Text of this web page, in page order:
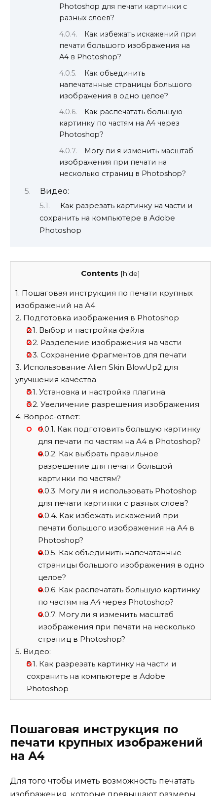
Photoshop для печати картинки с
разных слоев?
Как избежать искажений при
печати большого изображения на
А4 в Photoshop?
Как объединить
напечатанные страницы большого
изображения в одно целое?
Как распечатать большую
картинку по частям на А4 через
Photoshop?
Могу ли я изменить масштаб
изображения при печати на
несколько страниц в Photoshop?
Видео:
Как разрезать картинку на части и
сохранить на компьютере в Adobe
Photoshop
Contents [hide]
1. Пошаговая инструкция по печати крупных
изображений на А4
2. Подготовка изображения в Photoshop
2.1. Выбор и настройка файла
2.2. Разделение изображения на части
2.3. Сохранение фрагментов для печати
3. Использование Alien Skin BlowUp2 для
улучшения качества
3.1. Установка и настройка плагина
3.2. Увеличение разрешения изображения
4. Вопрос-ответ:
4.0.1. Как подготовить большую картинку
для печати по частям на А4 в Photoshop?
4.0.2. Как выбрать правильное
разрешение для печати большой
картинки по частям?
4.0.3. Могу ли я использовать Photoshop
для печати картинки с разных слоев?
4.0.4. Как избежать искажений при
печати большого изображения на А4 в
Photoshop?
4.0.5. Как объединить напечатанные
страницы большого изображения в одно
целое?
4.0.6. Как распечатать большую картинку
по частям на А4 через Photoshop?
4.0.7. Могу ли я изменить масштаб
изображения при печати на несколько
страниц в Photoshop?
5. Видео:
5.1. Как разрезать картинку на части и
сохранить на компьютере в Adobe
Photoshop
Пошаговая инструкция по
печати крупных изображений
на А4
Для того чтобы иметь возможность печатать